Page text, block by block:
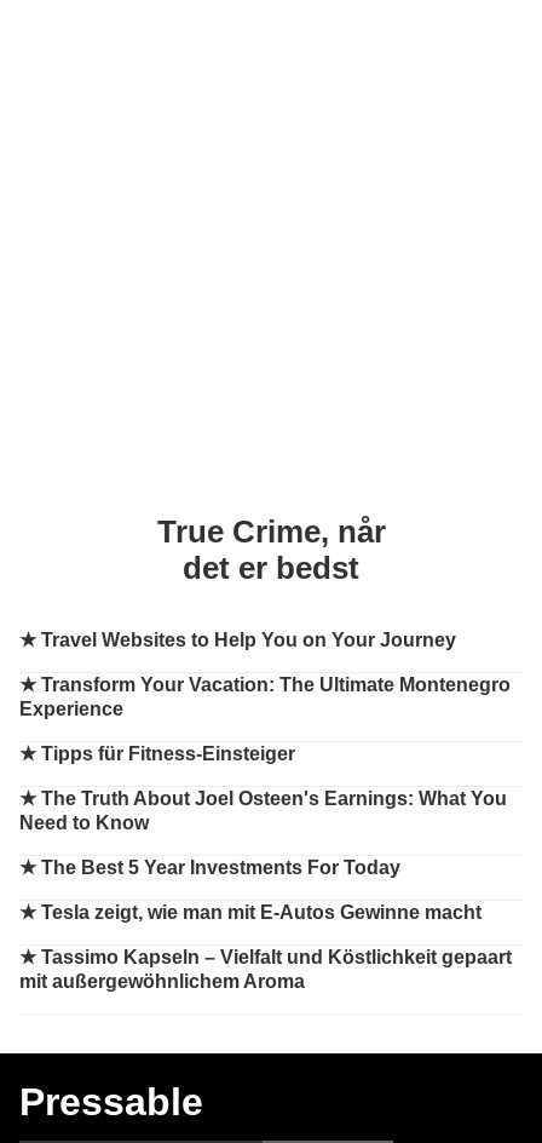
True Crime, når
det er bedst
★Travel Websites to Help You on Your Journey
★Transform Your Vacation: The Ultimate Montenegro
Experience
★Tipps für Fitness-Einsteiger
★The Truth About Joel Osteen's Earnings: What You
Need to Know
★The Best 5 Year Investments For Today
★Tesla zeigt, wie man mit E-Autos Gewinne macht
★Tassimo Kapseln – Vielfalt und Köstlichkeit gepaart
mit außergewöhnlichem Aroma
Pressable